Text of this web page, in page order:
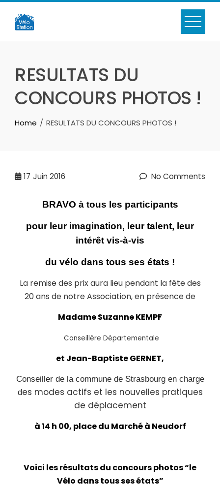
Skip
content
RESULTATS DU
CONCOURS PHOTOS !
Home RESULTATS DU CONCOURS PHOTOS !
17 Juin 2016 No Comments
BRAVO à tous les participants
pour leur imagination, leur talent, leur
intérêt vis-à-vis
du vélo dans tous ses états !
La remise des prix aura lieu pendant la fête des
20 ans de notre Association, en présence de
Madame Suzanne KEMPF
Conseillère Départementale
et Jean-Baptiste GERNET,
Conseiller de la commune de Strasbourg en charge
des modes actifs et les nouvelles pratiques
de déplacement
à 14 h 00, place du Marché à Neudorf
Voici les résultats du concours photos “le
Vélo dans tous ses états”